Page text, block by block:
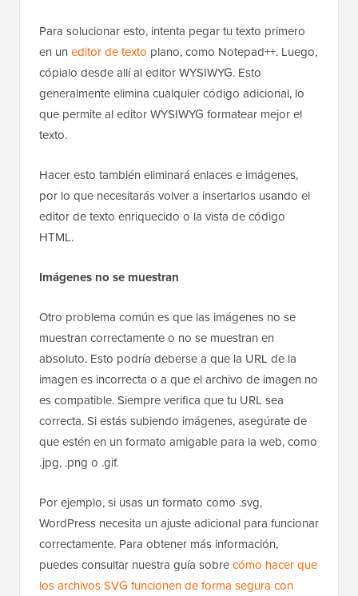
Para solucionar esto, intenta pegar tu texto primero
en un editor de texto plano, como Notepad++. Luego,
cópialo desde allí al editor WYSIWYG. Esto
generalmente elimina cualquier código adicional, lo
que permite al editor WYSIWYG formatear mejor el
texto.
Hacer esto también eliminará enlaces e imágenes,
por lo que necesitarás volver a insertarlos usando el
editor de texto enriquecido o la vista de código
HTML.
Imágenes no se muestran
Otro problema común es que las imágenes no se
muestran correctamente o no se muestran en
absoluto. Esto podría deberse a que la URL de la
imagen es incorrecta o a que el archivo de imagen no
es compatible. Siempre verifica que tu URL sea
correcta. Si estás subiendo imágenes, asegúrate de
que estén en un formato amigable para la web, como
.jpg, .png o .gif.
Por ejemplo, si usas un formato como .svg,
WordPress necesita un ajuste adicional para funcionar
correctamente. Para obtener más información,
puedes consultar nuestra guía sobrecómo hacer que
los archivos SVG funcionen de forma segura con